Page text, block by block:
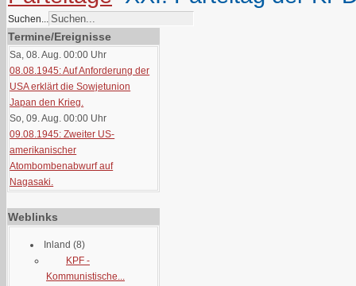
Suchen...
Termine/Ereignisse
Sa, 08. Aug. 00:00 Uhr
08.08.1945: Auf Anforderung der
USA erklärt die Sowjetunion
Japan den Krieg.
So, 09. Aug. 00:00 Uhr
09.08.1945: Zweiter US-
amerikanischer
Atombombenabwurf auf
Nagasaki.
Weblinks
Inland (8)
KPF -
Kommunistische...